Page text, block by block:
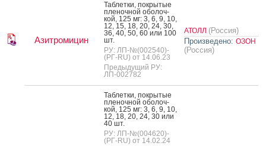
Азитромицин
Таб­летки, пок­ры­тые
пле­ноч­ной обо­лоч­
кой, 125 мг: 3, 6, 9, 10,
12, 15, 18, 20, 24, 30,
36, 40, 50, 60 или 100
шт.
РУ: ЛП-№(002540)-
(РГ-RU) от 14.06.23
Предыдущий РУ:
ЛП-002782
АТОЛЛ (Россия)
Произведено: ОЗОН
(Россия)
Таб­летки, пок­ры­тые
пле­ноч­ной обо­лоч­
кой, 125 мг: 3, 6, 9, 10,
12, 18, 20, 24, 30 или
40 шт.
РУ: ЛП-№(004620)-
(РГ-RU) от 14.02.24